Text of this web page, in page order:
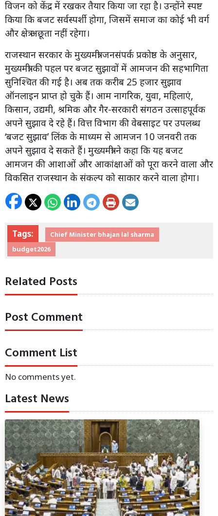
विजन को केंद्र में रखकर तैयार किया जा रहा है। उन्होंने स्पष्ट
किया कि बजट सर्वस्पर्शी होगा, जिसमें समाज का कोई भी वर्ग
और क्षेत्र अछूता नहीं रहेगा।
राजस्थान सरकार के मुख्यमंत्री जनसंपर्क प्रकोष्ठ के अनुसार,
मुख्यमंत्री की पहल पर बजट सुझावों में आमजन की सहभागिता
सुनिश्चित की गई है। अब तक करीब 25 हजार सुझाव
ऑनलाइन प्राप्त हो चुके हैं। आम नागरिक, युवा, महिलाएं,
किसान, उद्यमी, श्रमिक और गैर-सरकारी संगठन उत्साहपूर्वक
अपने सुझाव दे रहे हैं। वित्त विभाग की वेबसाइट पर उपलब्ध
‘बजट सुझाव’ लिंक के माध्यम से आमजन 10 जनवरी तक
अपने सुझाव दे सकते हैं। मुख्यमंत्री ने कहा कि यह बजट
आमजन की आशाओं और आकांक्षाओं को पूरा करने वाला और
विकसित राजस्थान के संकल्प को साकार करने वाला होगा।
Tags:
Chief Minister bhajan lal sharma
budget2026
Related Posts
Post Comment
Comment List
No comments yet.
Latest News